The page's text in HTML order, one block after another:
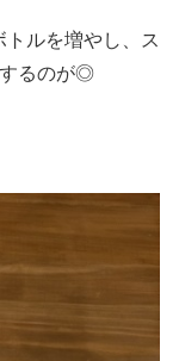
ルを増やし、ス
するのが◎